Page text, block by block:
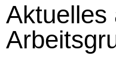
Aktuelles